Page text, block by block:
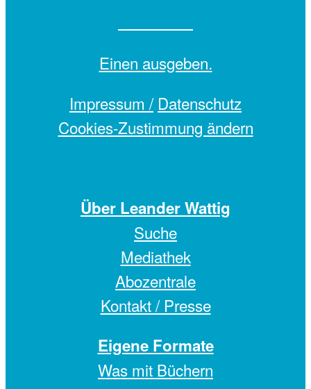
Einen ausgeben.
Impressum / Datenschutz
Cookies-Zustimmung ändern
Über Leander Wattig
Suche
Mediathek
Abozentrale
Kontakt / Presse
Eigene Formate
Was mit Büchern